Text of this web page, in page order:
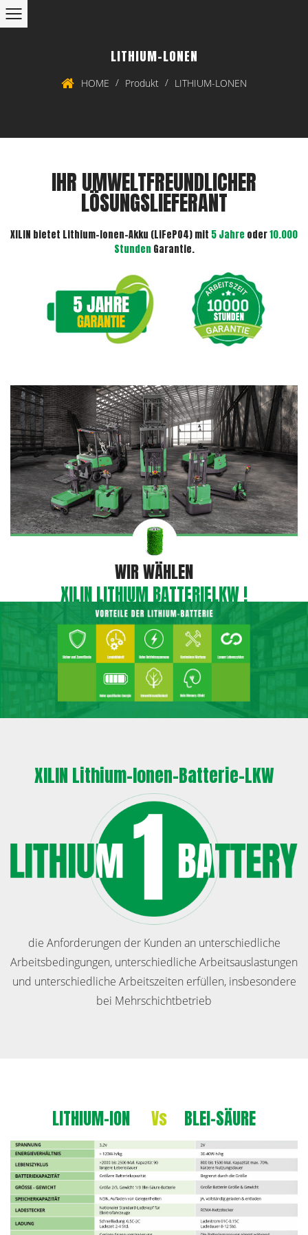
LITHIUM-LONEN
HOME / Produkt / LITHIUM-LONEN
IHR UMWELTFREUNDLICHER
LÖSUNGSLIEFERANT
XILIN bietet Lithium-Ionen-Akku (LiFePO4) mit 5 Jahre oder10.000
Stunden Garantie.
WIR WÄHLEN
XILIN LITHIUM BATTERIELKW !
XILIN Lithium-Ionen-Batterie-LKW
die Anforderungen der Kunden an unterschiedliche
Arbeitsbedingungen, unterschiedliche Arbeitsauslastungen
und unterschiedliche Arbeitszeiten erfüllen, insbesondere
bei Mehrschichtbetrieb
LITHIUM-ION Vs BLEI-SÄURE